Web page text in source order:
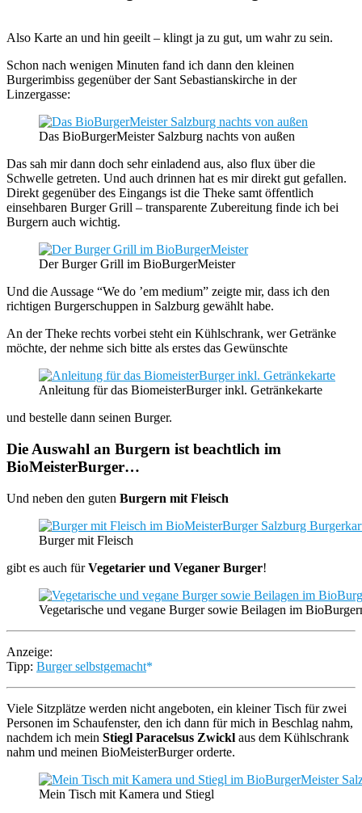
Also Karte an und hin geeilt – klingt ja zu gut, um wahr zu sein.
Schon nach wenigen Minuten fand ich dann den kleinen
Burgerimbiss gegenüber der Sant Sebastianskirche in der
Linzergasse:
Das BioBurgerMeister Salzburg nachts von außen
Das sah mir dann doch sehr einladend aus, also flux über die
Schwelle getreten. Und auch drinnen hat es mir direkt gut gefallen.
Direkt gegenüber des Eingangs ist die Theke samt öffentlich
einsehbaren Burger Grill – transparente Zubereitung finde ich bei
Burgern auch wichtig.
Der Burger Grill im BioBurgerMeister
Und die Aussage “We do ’em medium” zeigte mir, dass ich den
richtigen Burgerschuppen in Salzburg gewählt habe.
An der Theke rechts vorbei steht ein Kühlschrank, wer Getränke
möchte, der nehme sich bitte als erstes das Gewünschte
Anleitung für das BiomeisterBurger inkl. Getränkekarte
und bestelle dann seinen Burger.
Die Auswahl an Burgern ist beachtlich im
BioMeisterBurger…
Und neben den guten Burgern mit Fleisch
Burger mit Fleisch
gibt es auch fürVegetarier und Veganer Burger!
Vegetarische und vegane Burger sowie Beilagen im
Anzeige:
Tipp: Burger selbstgemacht
Viele Sitzplätze werden nicht angeboten, ein kleiner Tisch für zwei
Personen im Schaufenster, den ich dann für mich in Beschlag nahm,
nachdem ich mein Stiegl Paracelsus Zwickl aus dem Kühlschrank
nahm und meinen BioMeisterBurger orderte.
Mein Tisch mit Kamera und Stiegl